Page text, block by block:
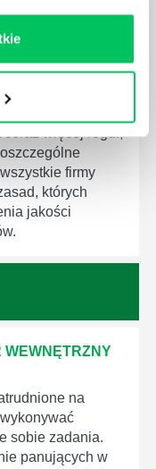
Z
WYROBÓW
więcej reguł,
firmy
których
jakości
WEWNĘTRZNY
na
sobie zadania.
panujących w